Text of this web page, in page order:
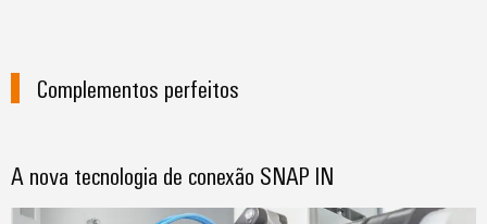
Complementos perfeitos
A nova tecnologia de conexão SNAP IN